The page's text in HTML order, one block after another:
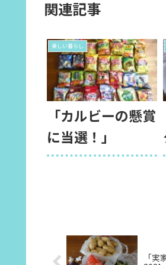
関連記事
楽しい暮らし
「カルビーの懸賞
に当選！」
「